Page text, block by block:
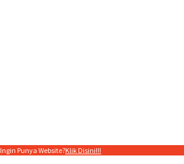
Ingin Punya Website?Klik Disini!!!